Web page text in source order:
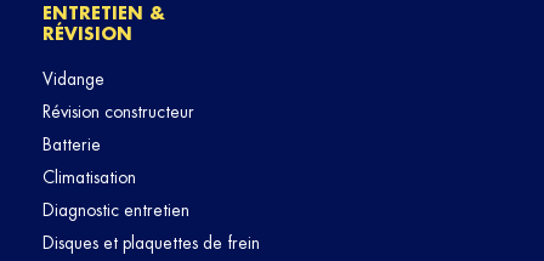
ENTRETIEN &
RÉVISION
Vidange
Révision constructeur
Batterie
Climatisation
Diagnostic entretien
Disques et plaquettes de frein